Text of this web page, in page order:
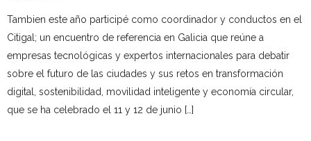
Tambien este año participé como coordinador y conductos en el
Citigal; un encuentro de referencia en Galicia que reúne a
empresas tecnológicas y expertos internacionales para debatir
sobre el futuro de las ciudades y sus retos en transformación
digital, sostenibilidad, movilidad inteligente y economía circular,
que se ha celebrado el 11 y 12 de junio […]